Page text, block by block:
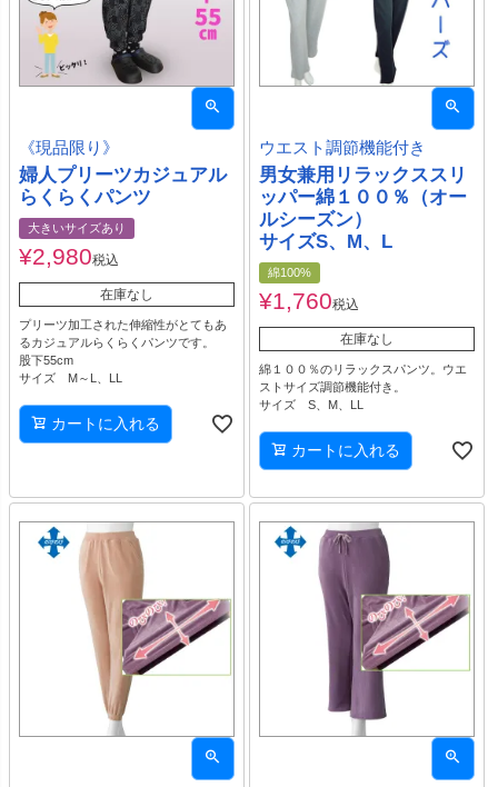
《現品限り》
婦人プリーツカジュアル
らくらくパンツ
大きいサイズあり
¥2,980税込
在庫なし
プリーツ加工された伸縮性がとてもあ
るカジュアルらくらくパンツです。
股下55cm
サイズ M～L、LL
カートに入れる
ウエスト調節機能付き
男女兼用リラックススリ
ッパー綿１００％（オー
ルシーズン）
サイズS、M、L
綿100%
¥1,760税込
在庫なし
綿１００％のリラックスパンツ。ウエ
ストサイズ調節機能付き。
サイズ S、M、LL
カートに入れる